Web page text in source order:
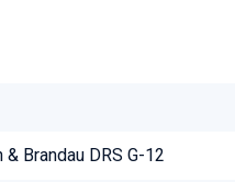
& Brandau DRS G-12